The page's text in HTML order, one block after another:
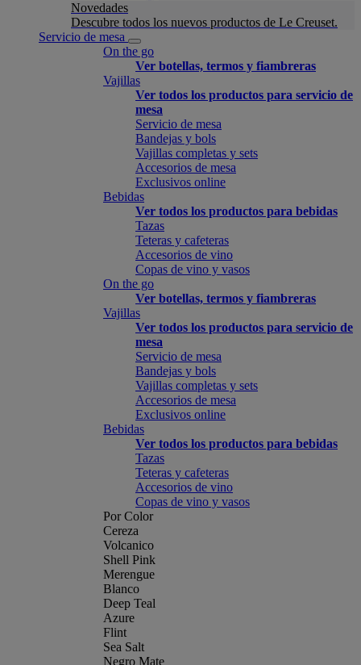
Novedades
Descubre todos los nuevos productos de Le Creuset.
Servicio de mesa
On the go
Ver botellas, termos y fiambreras
Vajillas
Ver todos los productos para servicio de
mesa
Servicio de mesa
Bandejas y bols
Vajillas completas y sets
Accesorios de mesa
Exclusivos online
Bebidas
Ver todos los productos para bebidas
Tazas
Teteras y cafeteras
Accesorios de vino
Copas de vino y vasos
On the go
Ver botellas, termos y fiambreras
Vajillas
Ver todos los productos para servicio de
mesa
Servicio de mesa
Bandejas y bols
Vajillas completas y sets
Accesorios de mesa
Exclusivos online
Bebidas
Ver todos los productos para bebidas
Tazas
Teteras y cafeteras
Accesorios de vino
Copas de vino y vasos
Por Color
Cereza
Volcanico
Shell Pink
Merengue
Blanco
Deep Teal
Azure
Flint
Sea Salt
Negro Mate